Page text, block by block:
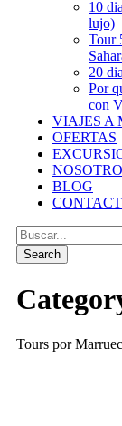
10
lujo)
Tour
20
Por
con
VIAJES A
OFERTAS
BLOG
Tours por